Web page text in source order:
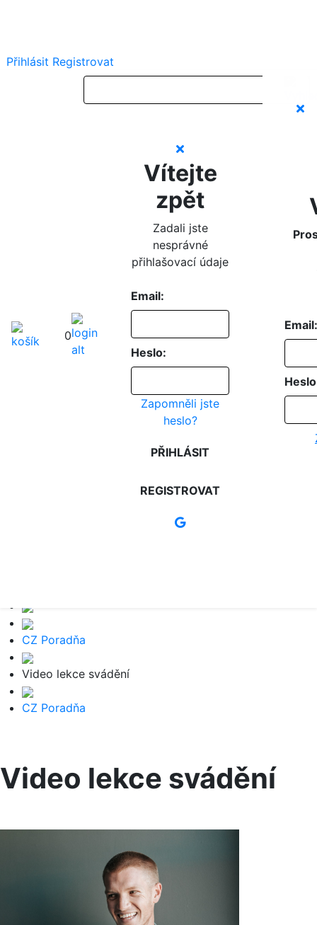
Přihlásit Registrovat
0
Vítejte
zpět
Zadali jste
nesprávné
přihlašovací údaje
Email:
Heslo:
Zapomněli jste
heslo?
PŘIHLÁSIT
REGISTROVAT
Email:
CZ Poradňa
Video lekce svádění
CZ Poradňa
Video lekce svádění